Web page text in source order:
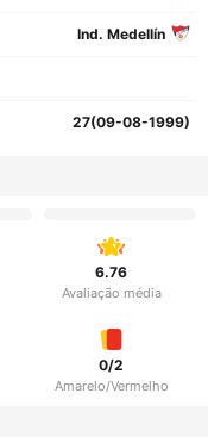
Ind. Medellín
27(09-08-1999)
6.76
Avaliação média
0/2
Amarelo/Vermelho